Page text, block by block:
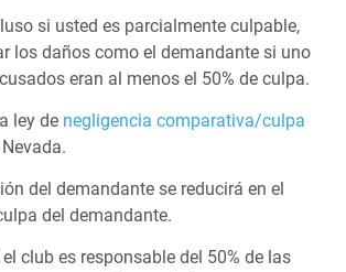
si usted es parcialmente culpable,
los daños como el demandante si uno
eran al menos el 50% de culpa.
ley de negligencia comparativa/culpa
del demandante se reducirá en el
del demandante.
club es responsable del 50% de las